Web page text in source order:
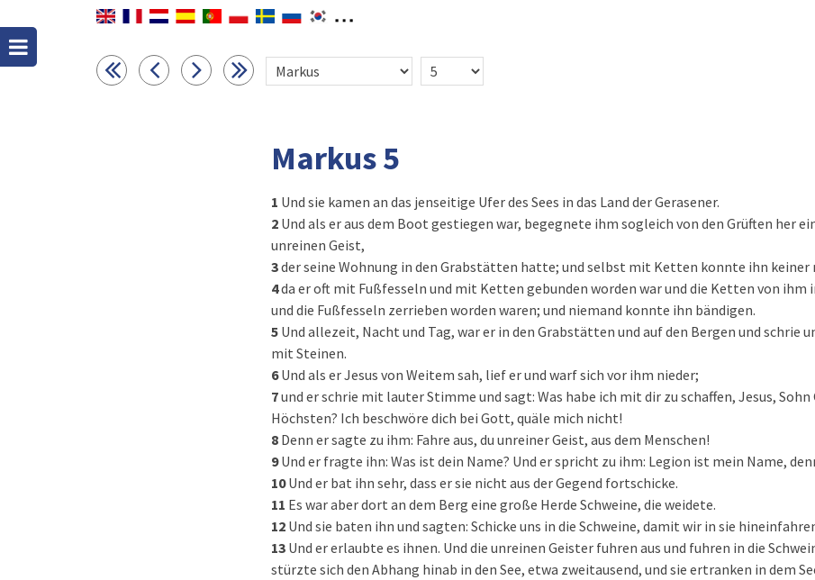
Markus 5
1 Und sie kamen an das jenseitige Ufer des Sees in das Land der Gerasener.
2 Und als er aus dem Boot gestiegen war, begegnete ihm sogleich von den Grüften her
unreinen Geist,
3der seine Wohnung in den Grabstätten hatte; und selbst mit Ketten konnte ihn keiner
4da er oft mit Fußfesseln und mit Ketten gebunden worden war und die Ketten von ihm
und die Fußfesseln zerrieben worden waren; und niemand konnte ihn bändigen.
5 Und allezeit, Nacht und Tag, war er in den Grabstätten und auf den Bergen und schrie
mit Steinen.
6Und als er Jesus von Weitem sah, lief er und warf sich vor ihm nieder;
7und er schrie mit lauter Stimme und sagt: Was habe ich mit dir zu schaffen, Jesus, Sohn
Höchsten? Ich beschwöre dich bei Gott, quäle mich nicht!
8 Denn er sagte zu ihm: Fahre aus, du unreiner Geist, aus dem Menschen!
9Und er fragte ihn: Was ist dein Name? Und er spricht zu ihm: Legion ist mein Name,
10Und er bat ihn sehr, dass er sie nicht aus der Gegend fortschicke.
11 Es war aber dort an dem Berg eine große Herde Schweine, die weidete.
12 Und sie baten ihn und sagten: Schicke uns in die Schweine, damit wir in sie
13 Und er erlaubte es ihnen. Und die unreinen Geister fuhren aus und fuhren in die
stürzte sich den Abhang hinab in den See, etwa zweitausend, und sie ertranken in dem